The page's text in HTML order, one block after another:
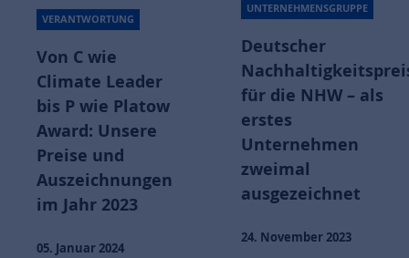
VERANTWORTUNG
Von C wie
Climate Leader
bis P wie Platow
Award: Unsere
Preise und
Auszeichnungen
im Jahr 2023
05. Januar 2024
UNTERNEHMENSGRUPPE
Deutscher
für die NHW – als
erstes
Unternehmen
zweimal
ausgezeichnet
24. November 2023